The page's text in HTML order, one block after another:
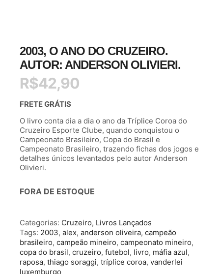
2003, O ANO DO CRUZEIRO.
AUTOR: ANDERSON OLIVIERI.
R$42,90
FRETE GRÁTIS
O livro conta dia a dia o ano da Tríplice Coroa do
Cruzeiro Esporte Clube, quando conquistou o
Campeonato Brasileiro, Copa do Brasil e
Campeonato Brasileiro, trazendo fichas dos jogos e
detalhes únicos levantados pelo autor Anderson
Olivieri.
FORA DE ESTOQUE
Categorias: Cruzeiro, Livros Lançados
Tags: 2003, alex, anderson oliveira, campeão
brasileiro, campeão mineiro, campeonato mineiro,
copa do brasil, cruzeiro, futebol, livro, máfia azul,
raposa, thiago soraggi, tríplice coroa, vanderlei
luxemburgo